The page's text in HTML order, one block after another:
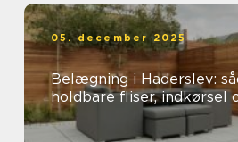
05. december 2025
Belægning i Haderslev:
holdbare fliser, indkørsel